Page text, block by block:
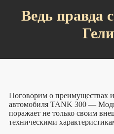
Ведь правда
Поговорим о преимуществах
автомобиля TANK 300 —
поражает не только своим
техническими